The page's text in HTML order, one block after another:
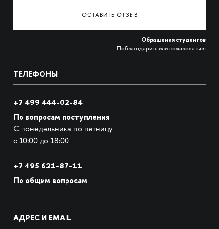
ОСТАВИТЬ ОТЗЫВ
Обращения студентов
Поблагодарить или пожаловаться
ТЕЛЕФОНЫ
+7 499 444-02-84
По вопросам поступления
С понедельника по пятницу
с 10:00 до 18:00
+7 495 621-87-11
По общим вопросам
АДРЕС И EMAIL